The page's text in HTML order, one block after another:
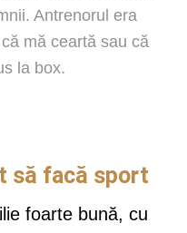
Antrenorul era
mă ceartă sau că
la box.
să facă sport
foarte bună, cu